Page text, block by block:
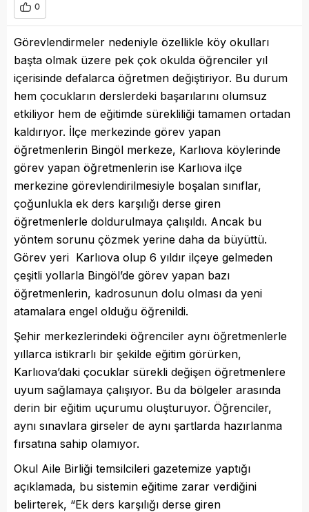
0
Görevlendirmeler nedeniyle özellikle köy okulları
başta olmak üzere pek çok okulda öğrenciler yıl
içerisinde defalarca öğretmen değiştiriyor. Bu durum
hem çocukların derslerdeki başarılarını olumsuz
etkiliyor hem de eğitimde sürekliliği tamamen ortadan
kaldırıyor. İlçe merkezinde görev yapan
öğretmenlerin Bingöl merkeze, Karlıova köylerinde
görev yapan öğretmenlerin ise Karlıova ilçe
merkezine görevlendirilmesiyle boşalan sınıflar,
çoğunlukla ek ders karşılığı derse giren
öğretmenlerle doldurulmaya çalışıldı. Ancak bu
yöntem sorunu çözmek yerine daha da büyüttü.
Görev yeri Karlıova olup 6 yıldır ilçeye gelmeden
çeşitli yollarla Bingöl’de görev yapan bazı
öğretmenlerin, kadrosunun dolu olması da yeni
atamalara engel olduğu öğrenildi.
Şehir merkezlerindeki öğrenciler aynı öğretmenlerle
yıllarca istikrarlı bir şekilde eğitim görürken,
Karlıova’daki çocuklar sürekli değişen öğretmenlere
uyum sağlamaya çalışıyor. Bu da bölgeler arasında
derin bir eğitim uçurumu oluşturuyor. Öğrenciler,
aynı sınavlara girseler de aynı şartlarda hazırlanma
fırsatına sahip olamıyor.
Okul Aile Birliği temsilcileri gazetemize yaptığı
açıklamada, bu sistemin eğitime zarar verdiğini
belirterek, “Ek ders karşılığı derse giren